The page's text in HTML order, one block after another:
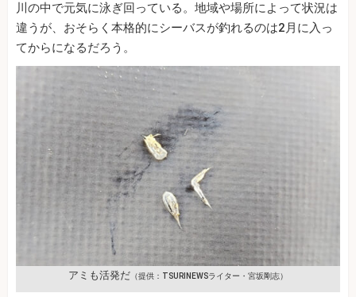
川の中で元気に泳ぎ回っている。地域や場所によって状況は
違うが、おそらく本格的にシーバスが釣れるのは2月に入っ
てからになるだろう。
アミも活発だ （提供：TSURINEWSライター・宮坂剛志）